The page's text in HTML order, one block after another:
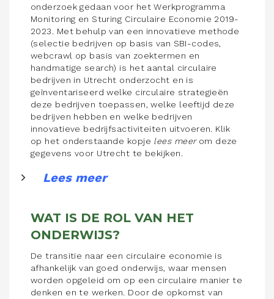
onderzoek gedaan voor het Werkprogramma
Monitoring en Sturing Circulaire Economie 2019-
2023. Met behulp van een innovatieve methode
(selectie bedrijven op basis van SBI-codes,
webcrawl op basis van zoektermen en
handmatige search) is het aantal circulaire
bedrijven in Utrecht onderzocht en is
geïnventariseerd welke circulaire strategieën
deze bedrijven toepassen, welke leeftijd deze
bedrijven hebben en welke bedrijven
innovatieve bedrijfsactiviteiten uitvoeren. Klik
op het onderstaande kopje lees meerom deze
gegevens voor Utrecht te bekijken.
Lees meer
WAT IS DE ROL VAN HET
ONDERWIJS?
De transitie naar een circulaire economie is
afhankelijk van goed onderwijs, waar mensen
worden opgeleid om op een circulaire manier te
denken en te werken. Door de opkomst van